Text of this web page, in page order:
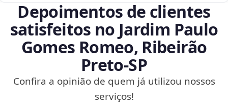
Depoimentos de clientes
satisfeitos no Jardim Paulo
Gomes Romeo, Ribeirão
Preto‑SP
Confira a opinião de quem já utilizou nossos
serviços!